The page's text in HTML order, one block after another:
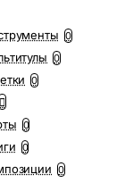
0
0
0
0
0
0